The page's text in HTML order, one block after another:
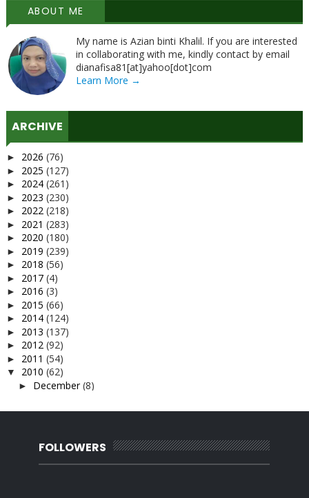
ABOUT ME
My name is Azian binti Khalil. If you are interested
in collaborating with me, kindly contact by email
dianafisa81[at]yahoo[dot]com
Learn More →
ARCHIVE
► 2026 (76)
► 2025 (127)
► 2024 (261)
► 2023 (230)
► 2022 (218)
► 2021 (283)
► 2020 (180)
► 2019 (239)
► 2018 (56)
► 2017 (4)
► 2016 (3)
► 2015 (66)
► 2014 (124)
► 2013 (137)
► 2012 (92)
► 2011 (54)
▼ 2010 (62)
► December(8)
▼October(17)
Pesta buku Alaf 21
Review Zoo Johor
FOLLOWERS